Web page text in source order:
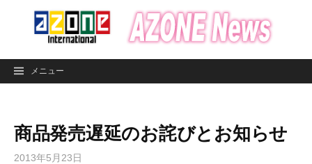
ン
メニュー
商品発売遅延のお詫びとお知らせ
2013年5月23日